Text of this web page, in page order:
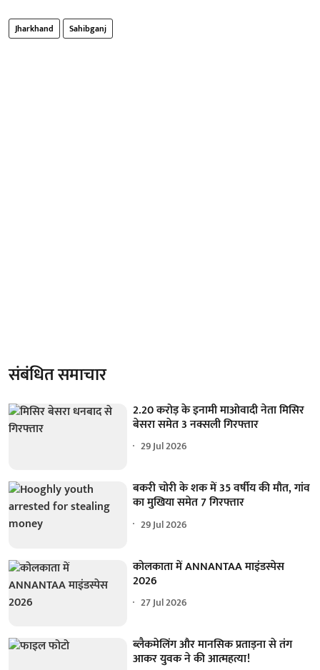
Jharkhand Sahibganj
संबंधित समाचार
2.20 करोड़ के इनामी माओवादी नेता मिसिर
बेसरा समेत 3 नक्सली गिरफ्तार
29 Jul 2026
बकरी चोरी के शक में 35 वर्षीय की मौत, गांव
का मुखिया समेत 7 गिरफ्तार
29 Jul 2026
कोलकाता में ANNANTAA माइंडस्पेस
2026
27 Jul 2026
ब्लैकमेलिंग और मानसिक प्रताड़ना से तंग
आकर युवक ने की आत्महत्या!